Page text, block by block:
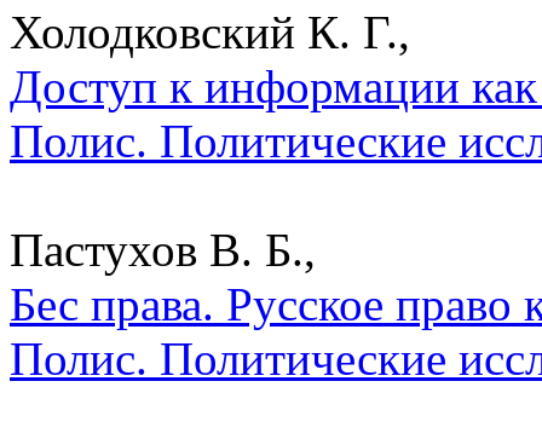
Холодковский К. Г.,
Доступ к информации
Полис. Политические
Пастухов В. Б.,
Бес права. Русское право
Полис. Политические